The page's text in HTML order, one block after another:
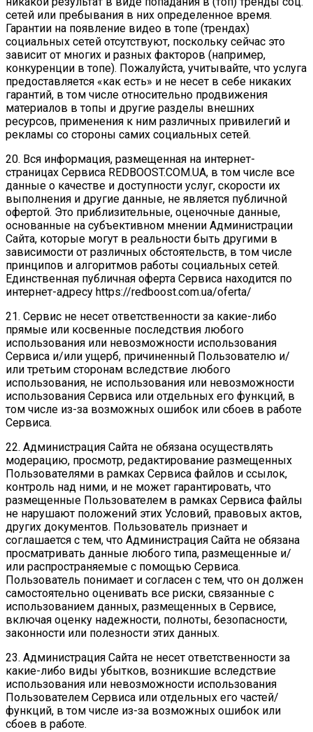
сетей или пребывания в них определенное время.
Гарантии на появление видео в топе (трендах)
социальных сетей отсутствуют, поскольку сейчас это
зависит от многих и разных факторов (например,
конкуренции в топе). Пожалуйста, учитывайте, что услуга
предоставляется «как есть» и не несет в себе никаких
гарантий, в том числе относительно продвижения
материалов в топы и другие разделы внешних
ресурсов, применения к ним различных привилегий и
рекламы со стороны самих социальных сетей.
20. Вся информация, размещенная на интернет-
страницах Сервиса REDBOOST.COM.UA, в том числе все
данные о качестве и доступности услуг, скорости их
выполнения и другие данные, не является публичной
офертой. Это приблизительные, оценочные данные,
основанные на субъективном мнении Администрации
Сайта, которые могут в реальности быть другими в
зависимости от различных обстоятельств, в том числе
принципов и алгоритмов работы социальных сетей.
Единственная публичная оферта Сервиса находится по
интернет-адресу https://redboost.com.ua/oferta/
21. Сервис не несет ответственности за какие-либо
прямые или косвенные последствия любого
использования или невозможности использования
Сервиса и/или ущерб, причиненный Пользователю и/
или третьим сторонам вследствие любого
использования, не использования или невозможности
использования Сервиса или отдельных его функций, в
том числе из-за возможных ошибок или сбоев в работе
Сервиса.
22. Администрация Сайта не обязана осуществлять
модерацию, просмотр, редактирование размещенных
Пользователями в рамках Сервиса файлов и ссылок,
контроль над ними, и не может гарантировать, что
размещенные Пользователем в рамках Сервиса файлы
не нарушают положений этих Условий, правовых актов,
других документов. Пользователь признает и
соглашается с тем, что Администрация Сайта не обязана
просматривать данные любого типа, размещенные и/
или распространяемые с помощью Сервиса.
Пользователь понимает и согласен с тем, что он должен
самостоятельно оценивать все риски, связанные с
использованием данных, размещенных в Сервисе,
включая оценку надежности, полноты, безопасности,
законности или полезности этих данных.
23. Администрация Сайта не несет ответственности за
какие-либо виды убытков, возникшие вследствие
использования или невозможности использования
Пользователем Сервиса или отдельных его частей/
функций, в том числе из-за возможных ошибок или
сбоев в работе.